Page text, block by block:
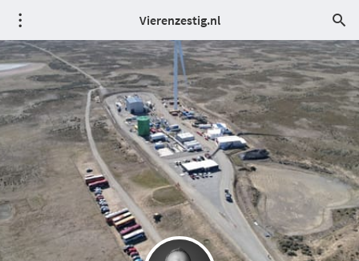
Vierenzestig.nl